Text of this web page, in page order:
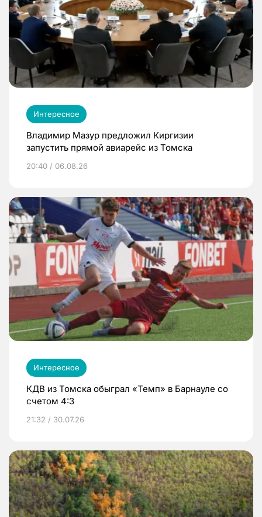
Интересное
Владимир Мазур предложил Киргизии
запустить прямой авиарейс из Томска
20:40 / 06.08.26
Интересное
КДВ из Томска обыграл «Темп» в Барнауле со
счетом 4:3
21:32 / 30.07.26